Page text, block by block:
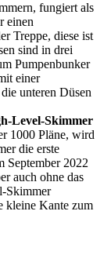
fungiert als
einen
Treppe, diese ist
sind in drei
Pumpenbunker
einer
unteren Düsen
Level-Skimmer
1000 Pläne, wird
die erste
September 2022
auch ohne das
Skimmer
kleine Kante zum